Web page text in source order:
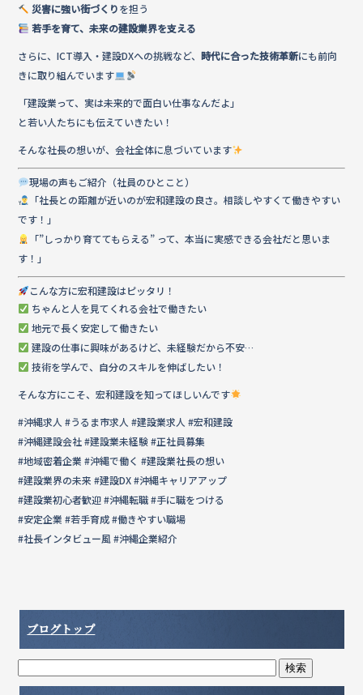
災害に強い街づくりを担う
若手を育て、未来の建設業界を支える
さらに、ICT導入・建設DXへの挑戦など、時代に合った技術革新にも前向
きに取り組んでいます
「建設業って、実は未来的で面白い仕事なんだよ」
と若い人たちにも伝えていきたい！
そんな社長の想いが、会社全体に息づいています
現場の声もご紹介（社員のひとこと）
「社長との距離が近いのが宏和建設の良さ。相談しやすくて働きやすい
です！」
「”しっかり育ててもらえる” って、本当に実感できる会社だと思いま
す！」
こんな方に宏和建設はピッタリ！
ちゃんと人を見てくれる会社で働きたい
地元で長く安定して働きたい
建設の仕事に興味があるけど、未経験だから不安…
技術を学んで、自分のスキルを伸ばしたい！
そんな方にこそ、宏和建設を知ってほしいんです
#沖縄求人 #うるま市求人 #建設業求人 #宏和建設
#沖縄建設会社 #建設業未経験 #正社員募集
#地域密着企業 #沖縄で働く #建設業社長の想い
#建設業界の未来 #建設DX #沖縄キャリアアップ
#建設業初心者歓迎 #沖縄転職 #手に職をつける
#安定企業 #若手育成 #働きやすい職場
#社長インタビュー風 #沖縄企業紹介
ブログトップ